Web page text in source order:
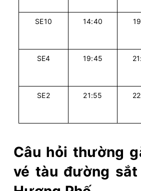
SE10 14:40
SE4 19:45
SE2 21:55
Câu hỏi thường
vé tàu đường sắt